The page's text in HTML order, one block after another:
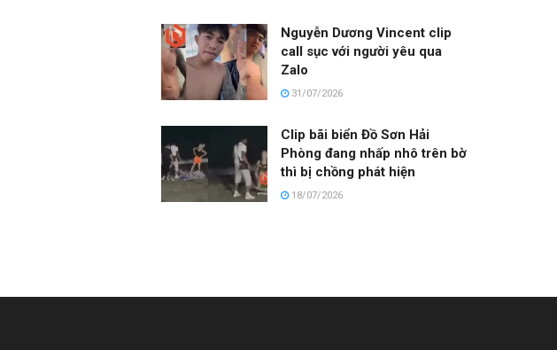
Nguyễn Dương Vincent clip
call sục với người yêu qua
Zalo
31/07/2026
Clip bãi biển Đồ Sơn Hải
Phòng đang nhấp nhô trên bờ
thì bị chồng phát hiện
18/07/2026